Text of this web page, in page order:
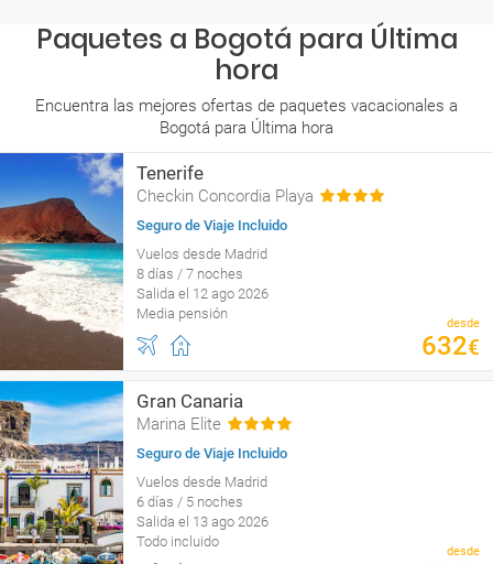
Paquetes a Bogotá para Última
hora
Encuentra las mejores ofertas de paquetes vacacionales a
Bogotá para Última hora
Tenerife
Checkin Concordia Playa
Seguro de Viaje Incluido
Vuelos desde Madrid
8 días / 7 noches
Salida el 12 ago 2026
Media pensión
desde
632€
Gran Canaria
Marina Elite
Seguro de Viaje Incluido
Vuelos desde Madrid
6 días / 5 noches
Salida el 13 ago 2026
Todo incluido
desde